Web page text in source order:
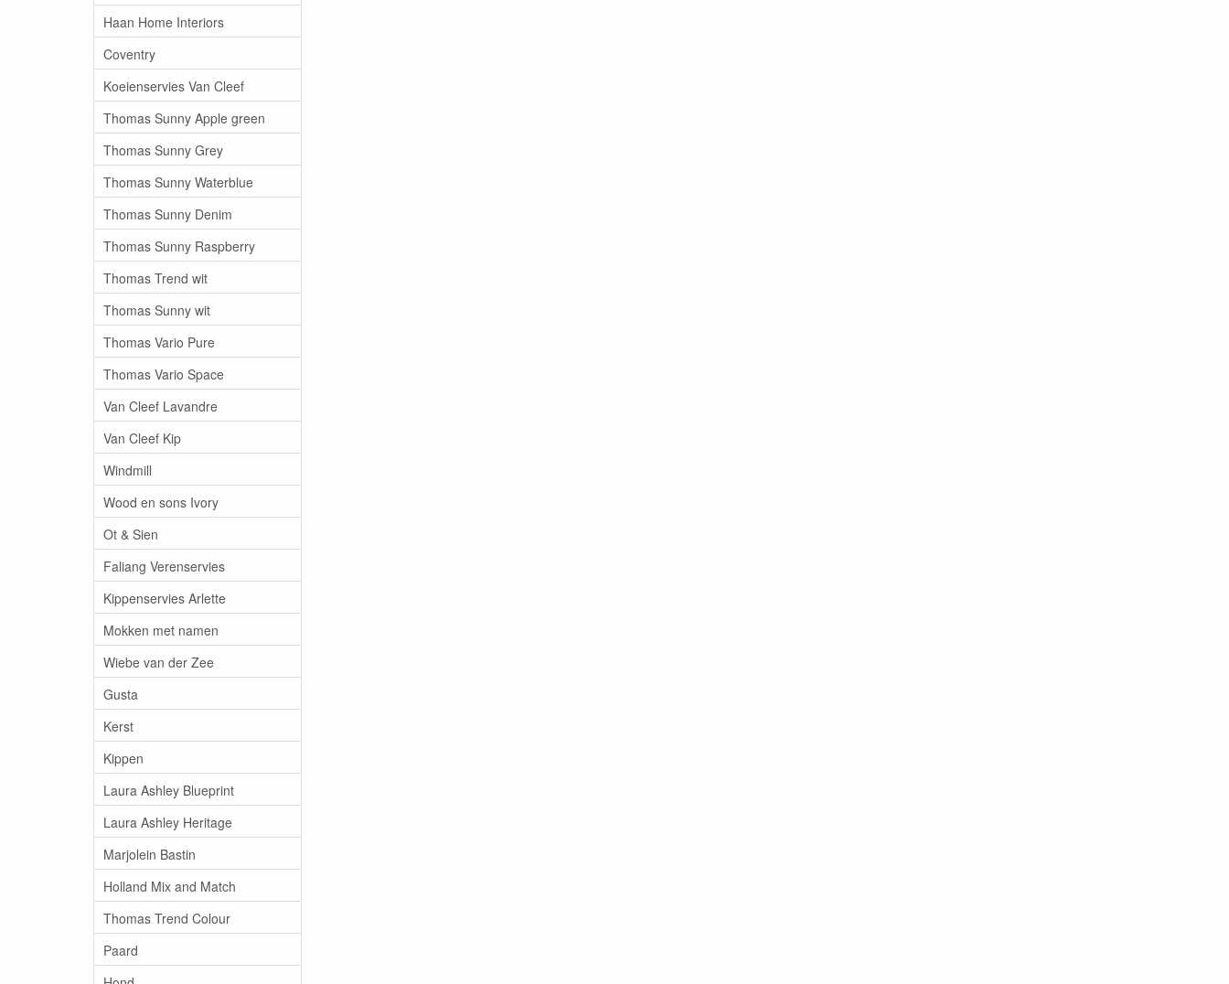
Haan Home Interiors
Coventry
Koeienservies Van Cleef
Thomas Sunny Apple green
Thomas Sunny Grey
Thomas Sunny Waterblue
Thomas Sunny Denim
Thomas Sunny Raspberry
Thomas Trend wit
Thomas Sunny wit
Thomas Vario Pure
Thomas Vario Space
Van Cleef Lavandre
Van Cleef Kip
Windmill
Wood en sons Ivory
Ot & Sien
Faliang Verenservies
Kippenservies Arlette
Mokken met namen
Wiebe van der Zee
Gusta
Kerst
Kippen
Laura Ashley Blueprint
Laura Ashley Heritage
Marjolein Bastin
Holland Mix and Match
Thomas Trend Colour
Paard